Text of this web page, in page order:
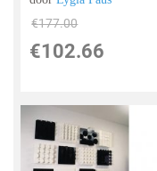
€177.00
€102.66